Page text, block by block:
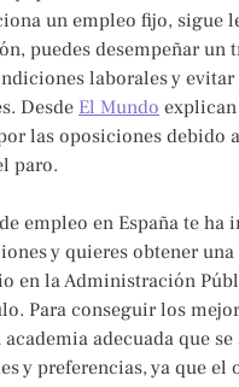
un empleo fijo, sigue
puedes desempeñar un
laborales y
Desde El Mundo
las oposiciones debido
paro.
empleo en España te ha
y quieres obtener
en la Administración
Para conseguir los
adecuada que se
y preferencias, ya que el